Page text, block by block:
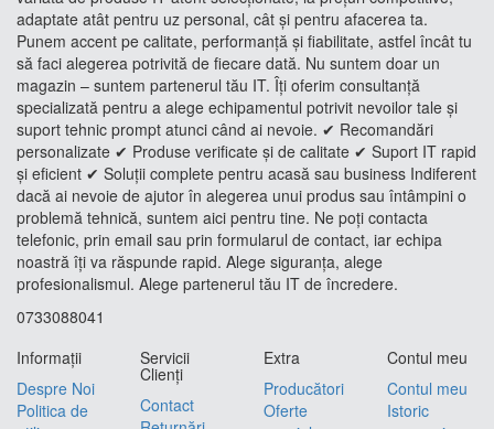
adaptate atât pentru uz personal, cât și pentru afacerea ta.
Punem accent pe calitate, performanță și fiabilitate, astfel încât tu
să faci alegerea potrivită de fiecare dată. Nu suntem doar un
magazin – suntem partenerul tău IT. Îți oferim consultanță
specializată pentru a alege echipamentul potrivit nevoilor tale și
suport tehnic prompt atunci când ai nevoie. ✔ Recomandări
personalizate ✔ Produse verificate și de calitate ✔ Suport IT rapid
și eficient ✔ Soluții complete pentru acasă sau business Indiferent
dacă ai nevoie de ajutor în alegerea unui produs sau întâmpini o
problemă tehnică, suntem aici pentru tine. Ne poți contacta
telefonic, prin email sau prin formularul de contact, iar echipa
noastră îți va răspunde rapid. Alege siguranța, alege
profesionalismul. Alege partenerul tău IT de încredere.
0733088041
Informaţii
Despre Noi
Politica de
Servicii
Clienţi
Contact
Extra
Producători
Oferte
Contul meu
Contul meu
Istoric